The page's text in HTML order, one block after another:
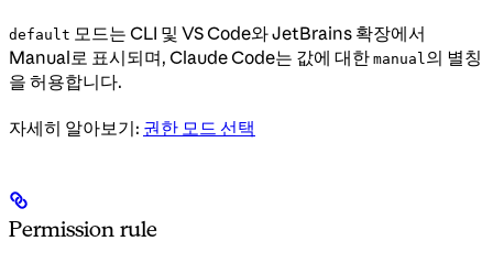
default 모드는 CLI 및 VS Code와 JetBrains 확장에서
Manual로 표시되며, Claude Code는 값에 대한 manual의 별칭
을 허용합니다.
자세히 알아보기: 권한 모드 선택
Permission rule